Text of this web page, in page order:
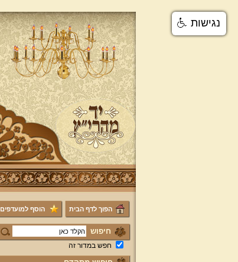
הפוך לדף הבית הוסף למועדפים
חיפוש
חפש במדור זה
נגישות